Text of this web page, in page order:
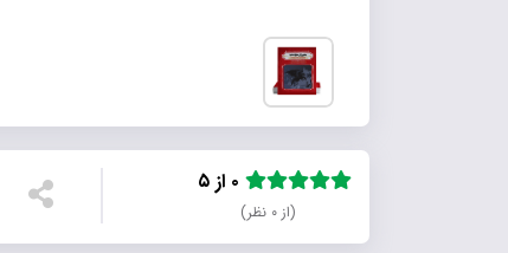
(از ۰ نظر)